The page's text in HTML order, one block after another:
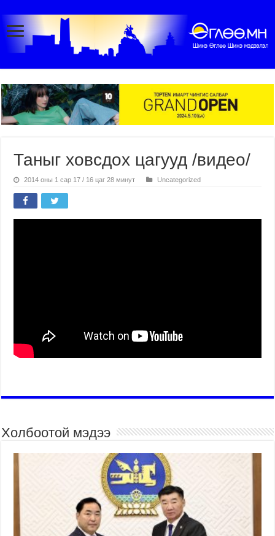
Таныг ховсдох цагууд /видео/
2014 оны 1 сар 17 / 16 цаг 28 минут Uncategorized
Холбоотой мэдээ